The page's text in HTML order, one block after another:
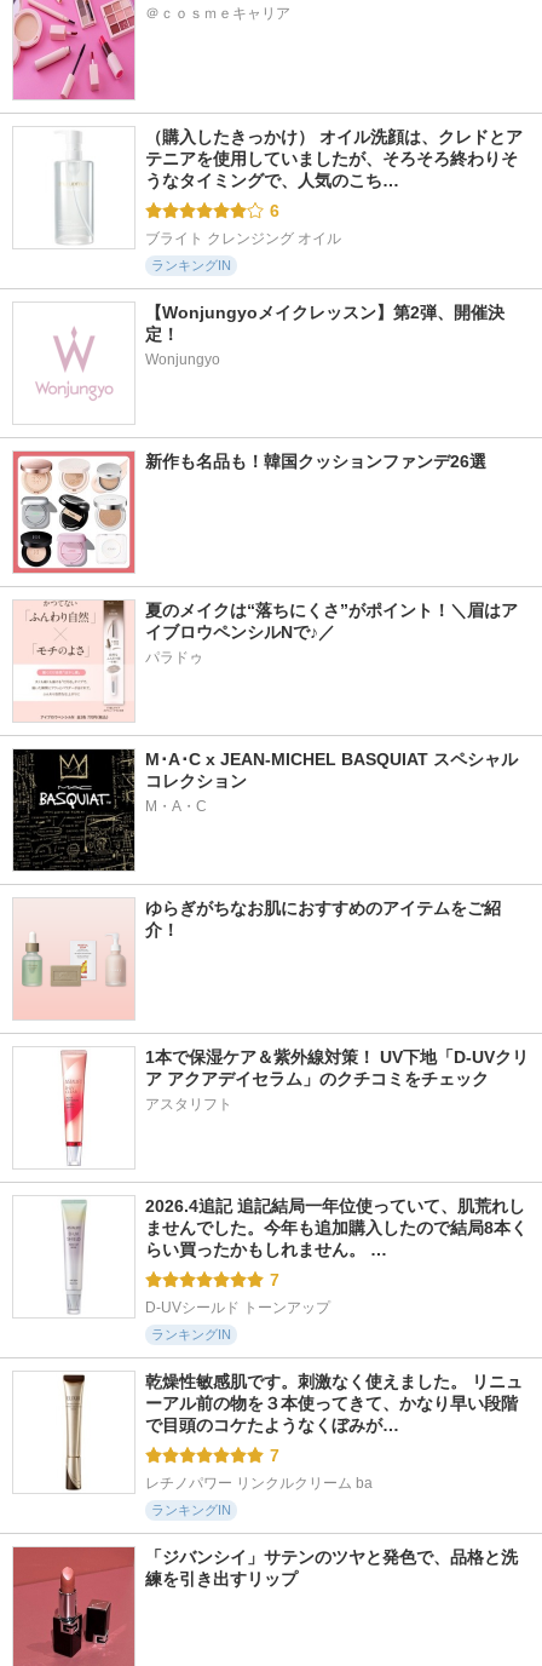
＠ｃｏｓｍｅキャリア
（購入したきっかけ） オイル洗顔は、クレドとア
テニアを使用していましたが、そろそろ終わりそ
うなタイミングで、人気のこち…
6
ブライト クレンジング オイル
ランキングIN
【Wonjungyoメイクレッスン】第2弾、開催決
定！
Wonjungyo
新作も名品も！韓国クッションファンデ26選
夏のメイクは“落ちにくさ”がポイント！＼眉はア
イブロウペンシルNで♪／
パラドゥ
M･A･C x JEAN-MICHEL BASQUIAT スペシャル
コレクション
M・A・C
ゆらぎがちなお肌におすすめのアイテムをご紹
介！
1本で保湿ケア＆紫外線対策！ UV下地「D-UVクリ
ア アクアデイセラム」のクチコミをチェック
アスタリフト
2026.4追記 追記結局一年位使っていて、肌荒れし
ませんでした。今年も追加購入したので結局8本く
らい買ったかもしれません。 …
7
D-UVシールド トーンアップ
ランキングIN
乾燥性敏感肌です。刺激なく使えました。 リニュ
ーアル前の物を３本使ってきて、かなり早い段階
で目頭のコケたようなくぼみが…
7
レチノパワー リンクルクリーム ba
ランキングIN
「ジバンシイ」サテンのツヤと発色で、品格と洗
練を引き出すリップ